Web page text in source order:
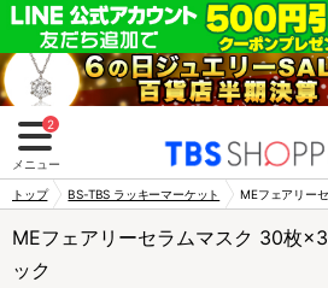
2
メニュー
トップ BS-TBS ラッキーマーケット MEフェアリー
MEフェアリーセラムマスク 30枚
ック